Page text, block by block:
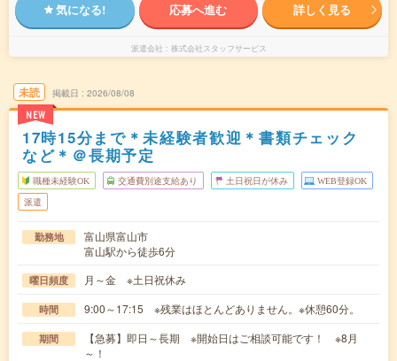
気になる! 応募へ進む 詳しく見る
派遣会社 株式会社スタッフサービス
未読
NEW
掲載日 2026/08/08
17時15分まで＊未経験者歓迎＊書類チェック
など＊＠長期予定
職種未経験OK 交通費別途支給あり 土日祝日が休み WEB登録OK
派遣
勤務地
富山県富山市
富山駅から徒歩6分
曜日頻度 月～金 ※土日祝休み
時間 9:00～17:15 ※残業はほとんどありません。※休憩60分。
期間
【急募】即日～長期 ※開始日はご相談可能です！ ※8月
～！